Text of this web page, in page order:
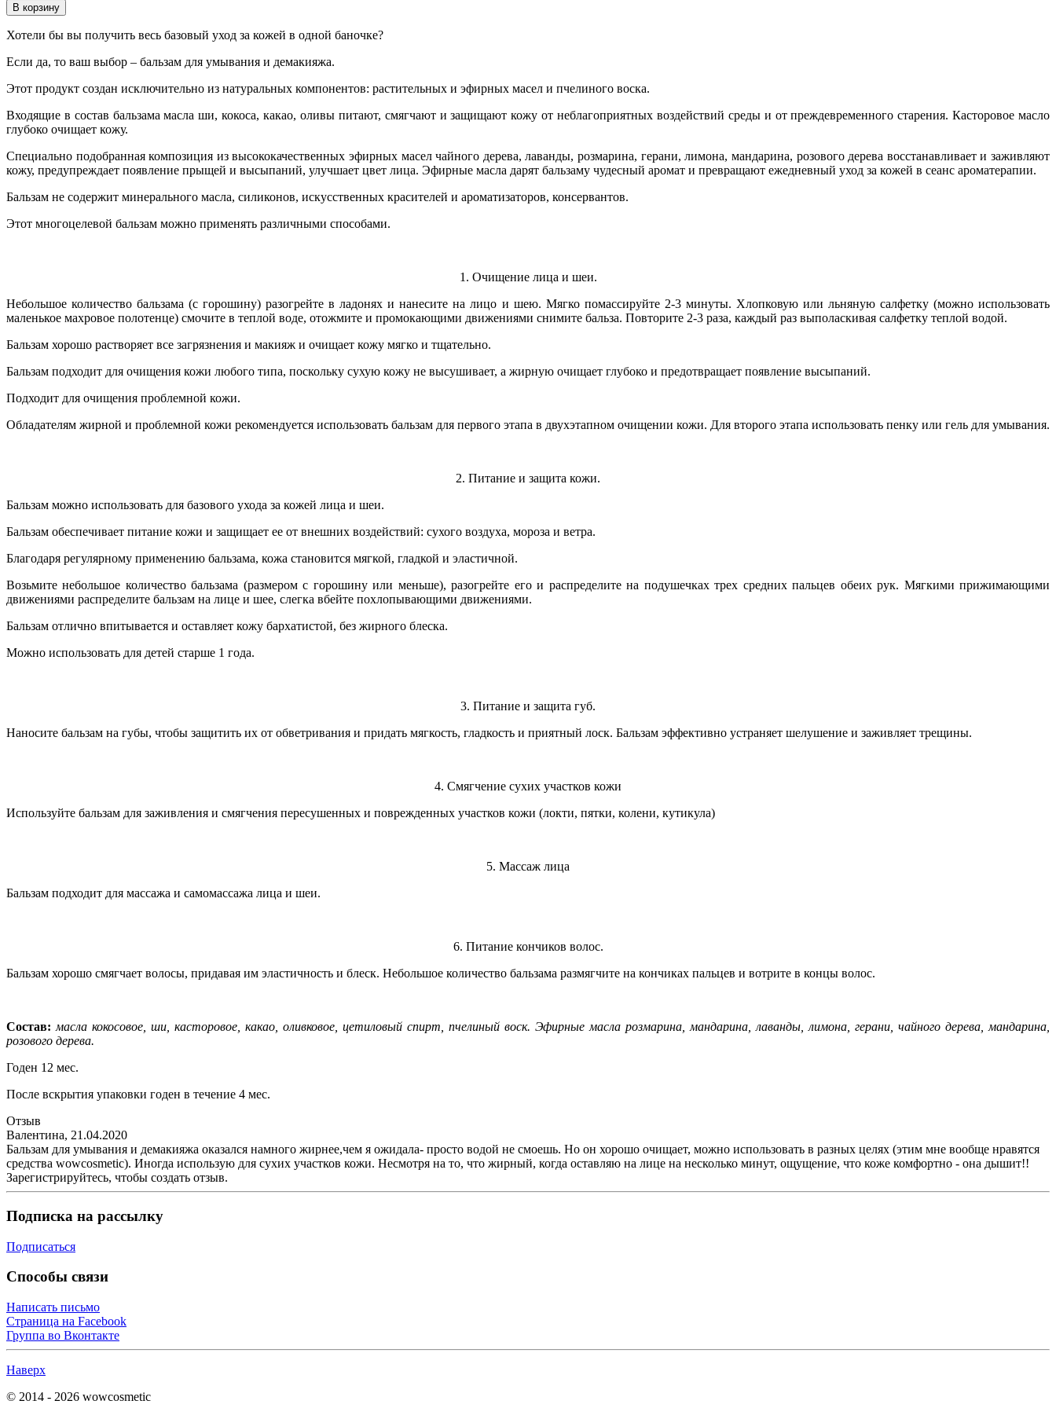
Хотели бы вы получить весь базовый уход за кожей в одной баночке?
Если да, то ваш выбор – бальзам для умывания и демакияжа.
Этот продукт создан исключительно из натуральных компонентов: растительных и эфирных масел и пчелиного воска.
Входящие в состав бальзама масла ши, кокоса, какао, оливы питают, смягчают и защищают кожу от неблагоприятных воздействий среды и от преждевременного старения. Касторовое масло
глубоко очищает кожу.
Специально подобранная композиция из высококачественных эфирных масел чайного дерева, лаванды, розмарина, герани, лимона, мандарина, розового дерева восстанавливает и заживляют
кожу, предупреждает появление прыщей и высыпаний, улучшает цвет лица. Эфирные масла дарят бальзаму чудесный аромат и превращают ежедневный уход за кожей в сеанс ароматерапии.
Бальзам не содержит минерального масла, силиконов, искусственных красителей и ароматизаторов, консервантов.
Этот многоцелевой бальзам можно применять различными способами.
1. Очищение лица и шеи.
Небольшое количество бальзама (с горошину) разогрейте в ладонях и нанесите на лицо и шею. Мягко помассируйте 2-3 минуты. Хлопковую или льняную салфетку (можно использовать
маленькое махровое полотенце) смочите в теплой воде, отожмите и промокающими движениями снимите бальза. Повторите 2-3 раза, каждый раз выполаскивая салфетку теплой водой.
Бальзам хорошо растворяет все загрязнения и макияж и очищает кожу мягко и тщательно.
Бальзам подходит для очищения кожи любого типа, поскольку сухую кожу не высушивает, а жирную очищает глубоко и предотвращает появление высыпаний.
Подходит для очищения проблемной кожи.
Обладателям жирной и проблемной кожи рекомендуется использовать бальзам для первого этапа в двухэтапном очищении кожи. Для второго этапа использовать пенку или гель для умывания.
2. Питание и защита кожи.
Бальзам можно использовать для базового ухода за кожей лица и шеи.
Бальзам обеспечивает питание кожи и защищает ее от внешних воздействий: сухого воздуха, мороза и ветра.
Благодаря регулярному применению бальзама, кожа становится мягкой, гладкой и эластичной.
Возьмите небольшое количество бальзама (размером с горошину или меньше), разогрейте его и распределите на подушечках трех средних пальцев обеих рук. Мягкими прижимающими
движениями распределите бальзам на лице и шее, слегка вбейте похлопывающими движениями.
Бальзам отлично впитывается и оставляет кожу бархатистой, без жирного блеска.
Можно использовать для детей старше 1 года.
3. Питание и защита губ.
Наносите бальзам на губы, чтобы защитить их от обветривания и придать мягкость, гладкость и приятный лоск. Бальзам эффективно устраняет шелушение и заживляет трещины.
4. Смягчение сухих участков кожи
Используйте бальзам для заживления и смягчения пересушенных и поврежденных участков кожи (локти, пятки, колени, кутикула)
5. Массаж лица
Бальзам подходит для массажа и самомассажа лица и шеи.
6. Питание кончиков волос.
Бальзам хорошо смягчает волосы, придавая им эластичность и блеск. Небольшое количество бальзама размягчите на кончиках пальцев и вотрите в концы волос.
Состав: масла кокосовое, ши, касторовое, какао, оливковое, цетиловый спирт, пчелиный воск. Эфирные масла розмарина, мандарина, лаванды, лимона, герани, чайного дерева, мандарина,
розового дерева.
Годен 12 мес.
После вскрытия упаковки годен в течение 4 мес.
Отзыв
Валентина, 21.04.2020
Бальзам для умывания и демакияжа оказался намного жирнее,чем я ожидала- просто водой не смоешь. Но он хорошо очищает, можно использовать в разных целях (этим мне вообще нравятся
средства wowcosmetic). Иногда использую для сухих участков кожи. Несмотря на то, что жирный, когда оставляю на лице на несколько минут, ощущение, что коже комфортно - она дышит!!
Зарегистрируйтесь, чтобы создать отзыв.
Подписка на рассылку
Подписаться
Способы связи
Написать письмо
Страница на Facebook
Группа во Вконтакте
Наверх
© 2014 - 2026 wowcosmetic